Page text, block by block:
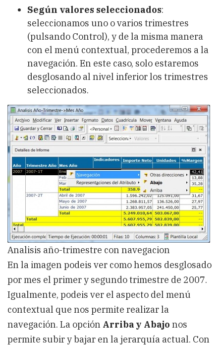
Según valores seleccionados:
seleccionamos uno o varios trimestres
(pulsando Control), y de la misma manera
con el menú contextual, procederemos a la
navegación. En este caso, solo estaremos
desglosando al nivel inferior los trimestres
seleccionados.
Analisis año-trimestre con navegacion
En la imagen podeis ver como hemos desglosado
por mes el primer y segundo trimestre de 2007.
Igualmente, podeis ver el aspecto del menú
contextual que nos permite realizar la
navegación. La opción Arriba y Abajo nos
permite subir y bajar en la jerarquía actual. Con